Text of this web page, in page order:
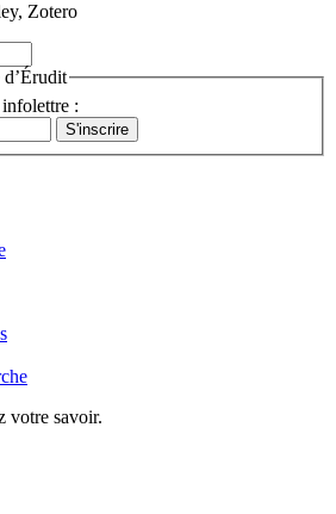
Zotero
d’Érudit
:
votre savoir.